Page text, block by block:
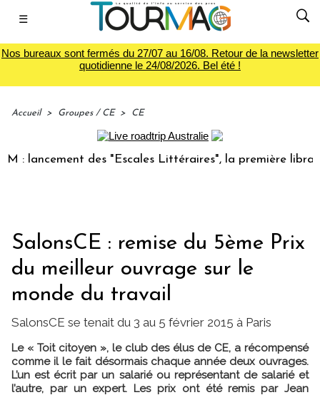
☰
Nos bureaux sont fermés du 27/07 au 16/08. Retour de la newsletter
quotidienne le 24/08/2026. Bel été !
Accueil > Groupes / CE > CE
lancement des "Escales Littéraires", la première librairie
SalonsCE : remise du 5ème Prix
du meilleur ouvrage sur le
monde du travail
SalonsCE se tenait du 3 au 5 février 2015 à Paris
Le « Toit citoyen », le club des élus de CE, a récompensé
comme il le fait désormais chaque année deux ouvrages.
L’un est écrit par un salarié ou représentant de salarié et
l’autre, par un expert. Les prix ont été remis par Jean